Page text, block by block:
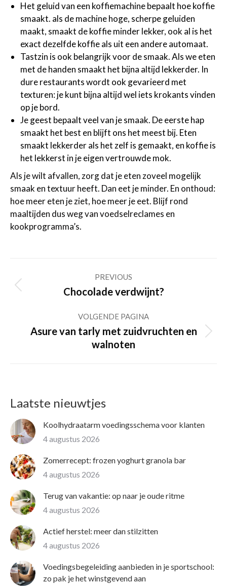
Het geluid van een koffiemachine bepaalt hoe koffie
smaakt. als de machine hoge, scherpe geluiden
maakt, smaakt de koffie minder lekker, ook al is het
exact dezelfde koffie als uit een andere automaat.
Tastzin is ook belangrijk voor de smaak. Als we eten
met de handen smaakt het bijna altijd lekkerder. In
dure restaurants wordt ook gevarieerd met
texturen: je kunt bijna altijd wel iets krokants vinden
op je bord.
Je geest bepaalt veel van je smaak. De eerste hap
smaakt het best en blijft ons het meest bij. Eten
smaakt lekkerder als het zelf is gemaakt, en koffie is
het lekkerst in je eigen vertrouwde mok.
Als je wilt afvallen, zorg dat je eten zoveel mogelijk
smaak en textuur heeft. Dan eet je minder. En onthoud:
hoe meer eten je ziet, hoe meer je eet. Blijf rond
maaltijden dus weg van voedselreclames en
kookprogramma’s.
navigation
PREVIOUS
Previous
Chocolade verdwijnt?
VOLGENDE PAGINA
Volgende
pagina
Asure van tarly met zuidvruchten en
walnoten
Laatste nieuwtjes
Koolhydraatarm voedingsschema voor klanten
4 augustus 2026
Zomerrecept: frozen yoghurt granola bar
4 augustus 2026
Terug van vakantie: op naar je oude ritme
4 augustus 2026
Actief herstel: meer dan stilzitten
4 augustus 2026
Voedingsbegeleiding aanbieden in je sportschool:
zo pak je het winstgevend aan